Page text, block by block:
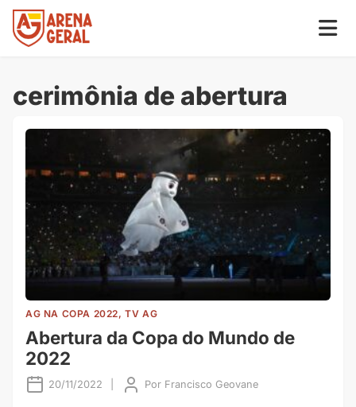
cerimônia de abertura
AG NA COPA 2022, TV AG
Abertura da Copa do Mundo de
2022
20/11/2022 Por Francisco Geovane